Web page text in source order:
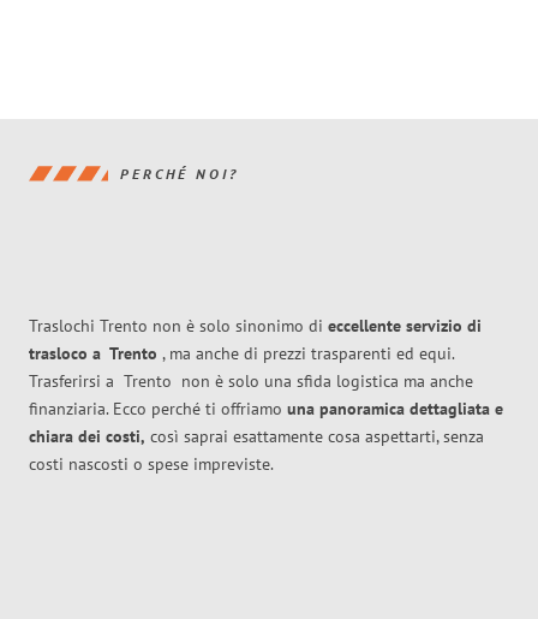
PERCHÉ NOI?
Traslochi Trento non è solo sinonimo di eccellente servizio di
trasloco a Trento , ma anche di prezzi trasparenti ed equi.
Trasferirsi a Trento non è solo una sfida logistica ma anche
finanziaria. Ecco perché ti offriamo una panoramica dettagliata e
chiara dei costi, così saprai esattamente cosa aspettarti, senza
costi nascosti o spese impreviste.